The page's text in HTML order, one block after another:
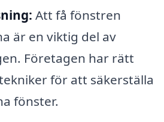
Att få fönstren
är en viktig del av
Företagen har rätt
för att säkerställa
fönster.